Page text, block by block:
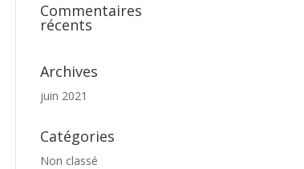
Commentaires
récents
Archives
juin 2021
Catégories
Non classé